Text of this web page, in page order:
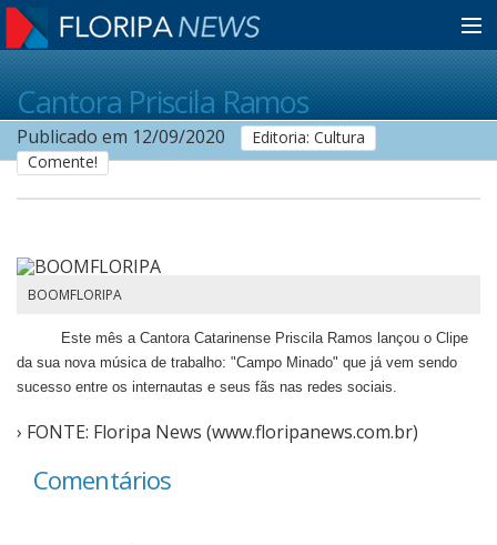
Home
Notícias
Guia de Serviços
Cantora Priscila Ramos
Publicado em 12/09/2020
Editoria: Cultura
Comente!
BOOMFLORIPA
Este mês a Cantora Catarinense Priscila Ramos lançou o Clipe
da sua nova música de trabalho: "Campo Minado" que já vem sendo
sucesso entre os internautas e seus fãs nas redes sociais.
› FONTE: Floripa News (www.floripanews.com.br)
Comentários